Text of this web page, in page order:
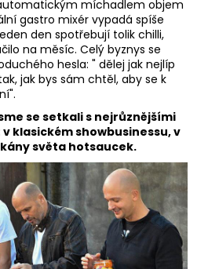
míchadlem objem
gastro mixér vypadá spíše
den spotřebují tolik chilli,
na měsíc. Celý byznys se
hesla: " dělej jak nejlíp
jak bys sám chtěl, aby se k
se setkali s nejrůznějšími
klasickém showbusinessu, v
světa hotsaucek.